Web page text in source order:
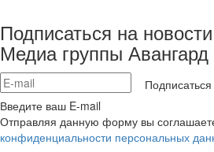
Подписаться на
Медиа группы Авангард
Подписаться
Введите ваш E-mail
Отправляя данную форму вы
конфиденциальности персональных